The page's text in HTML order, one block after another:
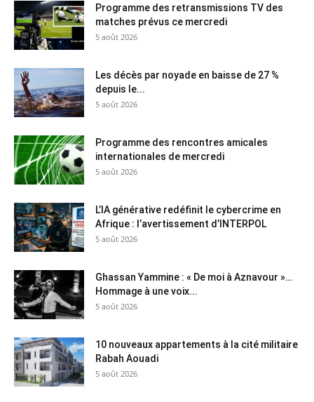
Programme des retransmissions TV des
matches prévus ce mercredi
5 août 2026
Les décès par noyade en baisse de 27 %
depuis le...
5 août 2026
Programme des rencontres amicales
internationales de mercredi
5 août 2026
L’IA générative redéfinit le cybercrime en
Afrique : l’avertissement d’INTERPOL
5 août 2026
Ghassan Yammine : « De moi à Aznavour »…
Hommage à une voix...
5 août 2026
10 nouveaux appartements à la cité militaire
Rabah Aouadi
5 août 2026